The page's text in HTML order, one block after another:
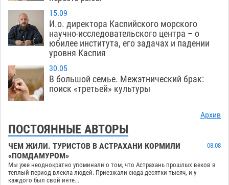
15.09
И.о. директора Каспийского морского
научно-исследовательского центра – о
юбилее института, его задачах и падении
уровня Каспия
30.05
В большой семье. Межэтнический брак:
поиск «третьей» культуры
Архив
ПОСТОЯННЫЕ АВТОРЫ
ЧЕМ ЖИЛИ. ТУРИСТОВ В АСТРАХАНИ КОРМИЛИ
«ПОМДАМУРОМ»
08.08
Мы уже неоднократно упоминали о том, что Астрахань прошлых веков в
теплый период влекла людей. Приезжали сюда десятки тысяч, и у
каждого был свой инте...